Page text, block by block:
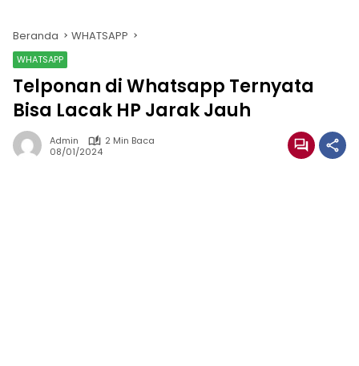
Beranda WHATSAPP
WHATSAPP
Telponan di Whatsapp Ternyata
Bisa Lacak HP Jarak Jauh
Admin
2 Min Baca
08/01/2024